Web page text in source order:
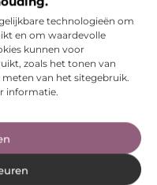
technologieën om
en om waardevolle
kunnen voor
zoals het tonen van
van het sitegebruik.
informatie.
en gebruik
verpesten
tenzij je snel koud bent